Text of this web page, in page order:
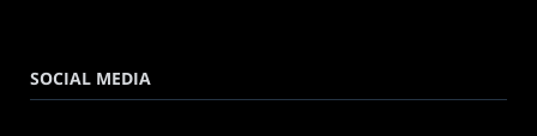
SOCIAL MEDIA